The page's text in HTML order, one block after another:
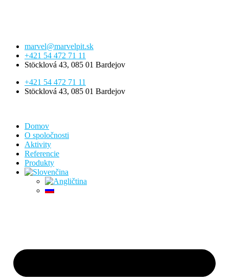
marvel@marvelpit.sk
+421 54 472 71 11
Stöcklová 43, 085 01 Bardejov
+421 54 472 71 11
Stöcklová 43, 085 01 Bardejov
Domov
O spoločnosti
Aktivity
Referencie
Produkty